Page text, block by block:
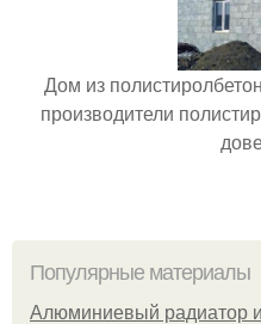
Дом из
производители
Популярные материалы
Алюминиевый радиатор